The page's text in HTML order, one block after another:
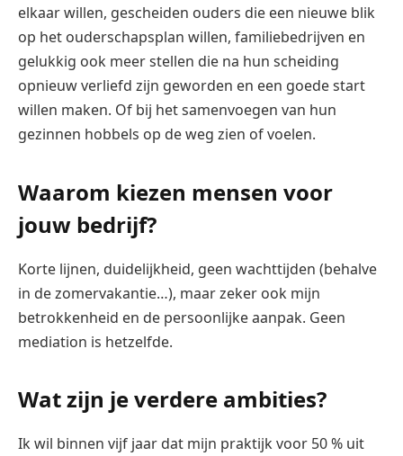
elkaar willen, gescheiden ouders die een nieuwe blik
op het ouderschapsplan willen, familiebedrijven en
gelukkig ook meer stellen die na hun scheiding
opnieuw verliefd zijn geworden en een goede start
willen maken. Of bij het samenvoegen van hun
gezinnen hobbels op de weg zien of voelen.
Waarom kiezen mensen voor
jouw bedrijf?
Korte lijnen, duidelijkheid, geen wachttijden (behalve
in de zomervakantie…), maar zeker ook mijn
betrokkenheid en de persoonlijke aanpak. Geen
mediation is hetzelfde.
Wat zijn je verdere ambities?
Ik wil binnen vijf jaar dat mijn praktijk voor 50 % uit